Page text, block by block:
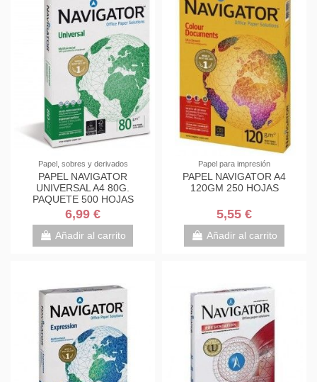
Papel, sobres y derivados
PAPEL NAVIGATOR
UNIVERSAL A4 80G.
PAQUETE 500 HOJAS
6,99 €
Añadir al carrito
Papel para impresión
PAPEL NAVIGATOR A4
120GM 250 HOJAS
5,55 €
Añadir al carrito